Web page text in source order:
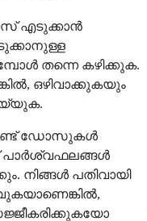
എടുക്കാൻ
തന്നെ കഴിക്കുക.
ഒഴിവാക്കുകയും
രണ്ട് ഡോസുകൾ
പാർശ്വഫലങ്ങൾ
നിങ്ങൾ പതിവായി